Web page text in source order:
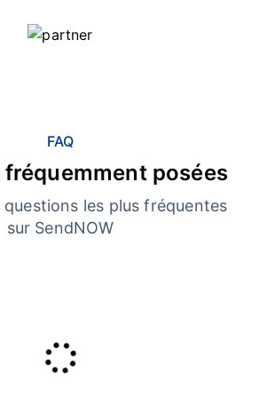
FAQ
posées
questions les plus fréquentes
sur SendNOW